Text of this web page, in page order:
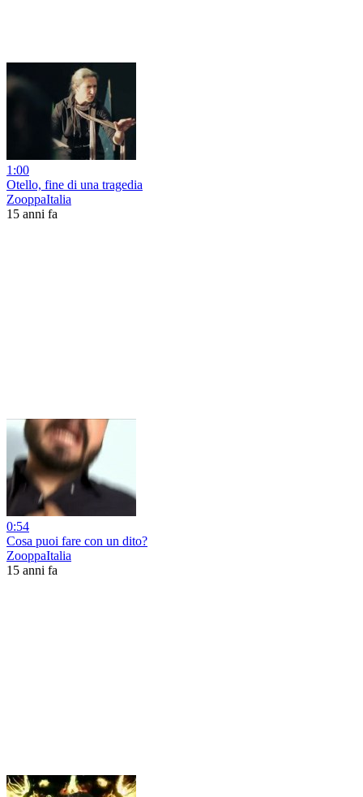
1:00
Otello, fine di una tragedia
ZooppaItalia
15 anni fa
0:54
Cosa puoi fare con un dito?
ZooppaItalia
15 anni fa